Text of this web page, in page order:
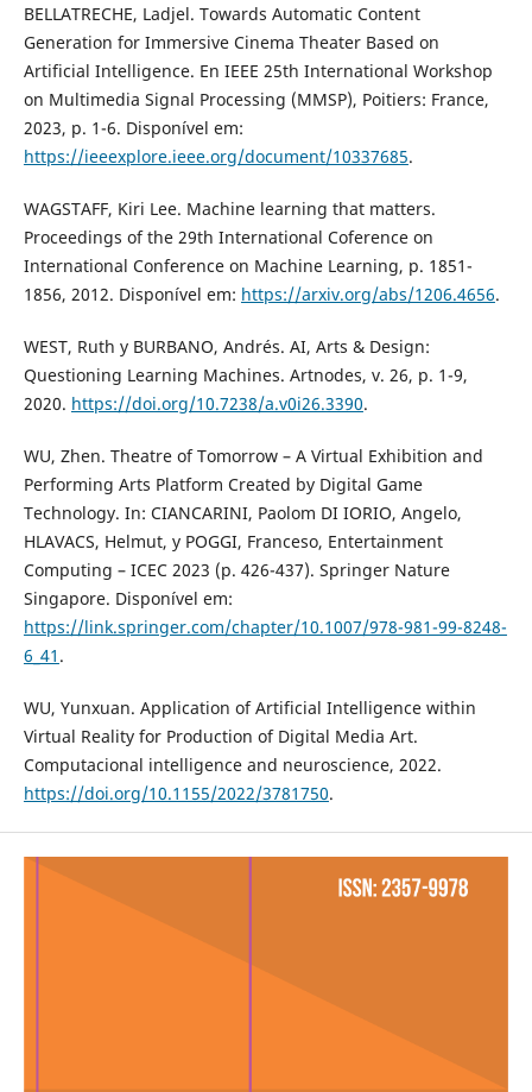
BELLATRECHE, Ladjel. Towards Automatic Content
Generation for Immersive Cinema Theater Based on
Artificial Intelligence. En IEEE 25th International Workshop
on Multimedia Signal Processing (MMSP), Poitiers: France,
2023, p. 1-6. Disponível em:
https://ieeexplore.ieee.org/document/10337685.
WAGSTAFF, Kiri Lee. Machine learning that matters.
Proceedings of the 29th International Coference on
International Conference on Machine Learning, p. 1851-
1856, 2012. Disponível em: https://arxiv.org/abs/1206.4656.
WEST, Ruth y BURBANO, Andrés. AI, Arts & Design:
Questioning Learning Machines. Artnodes, v. 26, p. 1-9,
2020. https://doi.org/10.7238/a.v0i26.3390.
WU, Zhen. Theatre of Tomorrow – A Virtual Exhibition and
Performing Arts Platform Created by Digital Game
Technology. In: CIANCARINI, Paolom DI IORIO, Angelo,
HLAVACS, Helmut, y POGGI, Franceso, Entertainment
Computing – ICEC 2023 (p. 426-437). Springer Nature
Singapore. Disponível em:
https://link.springer.com/chapter/10.1007/978-981-99-8248-
6_41 .
WU, Yunxuan. Application of Artificial Intelligence within
Virtual Reality for Production of Digital Media Art.
Computacional intelligence and neuroscience, 2022.
https://doi.org/10.1155/2022/3781750.